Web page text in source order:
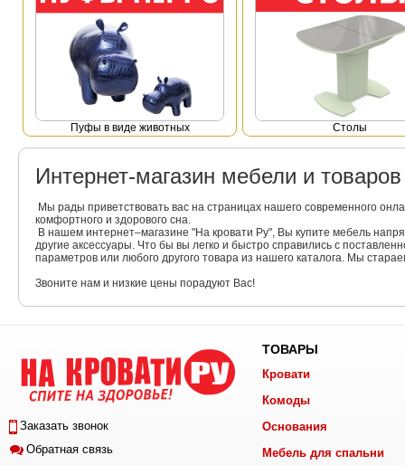
Пуфы в виде животных Столы
Интернет-магазин мебели и
Мы рады приветствовать вас на страницах нашего современного
комфортного и здорового сна.
В нашем интернет–магазине "На кровати Ру", Вы купите мебель
другие аксессуары. Что бы вы легко и быстро справились с
параметров или любого другого товара из нашего каталога. Мы
Звоните нам и низкие цены порадуют Вас!
Заказать звонок
Обратная связь
ТОВАРЫ
Кровати
Комоды
Основания
Мебель для спальни